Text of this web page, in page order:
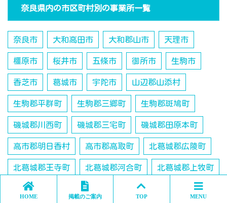
奈良県内の市区町村別の事業所一覧
奈良市 大和高田市 大和郡山市 天理市
橿原市 桜井市 五條市 御所市 生駒市
香芝市 葛城市 宇陀市 山辺郡山添村
生駒郡平群町 生駒郡三郷町 生駒郡斑鳩町
磯城郡川西町 磯城郡三宅町 磯城郡田原本町
高市郡明日香村 高市郡高取町 北葛城郡広陵町
北葛城郡王寺町 北葛城郡河合町 北葛城郡上牧町
吉野郡大淀町 吉野郡十津川村
HOME 掲載のご案内 TOP MENU